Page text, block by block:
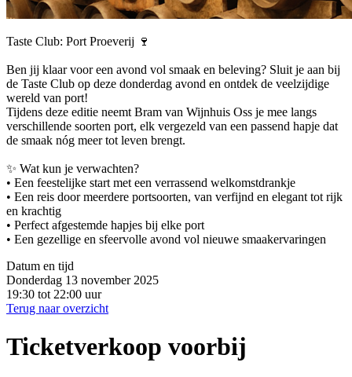
Taste Club: Port Proeverij 🍷
Ben jij klaar voor een avond vol smaak en beleving? Sluit je aan bij
de Taste Club op deze donderdag avond en ontdek de veelzijdige
wereld van port!
Tijdens deze editie neemt Bram van Wijnhuis Oss je mee langs
verschillende soorten port, elk vergezeld van een passend hapje dat
de smaak nóg meer tot leven brengt.
✨ Wat kun je verwachten?
• Een feestelijke start met een verrassend welkomstdrankje
• Een reis door meerdere portsoorten, van verfijnd en elegant tot rijk
en krachtig
• Perfect afgestemde hapjes bij elke port
• Een gezellige en sfeervolle avond vol nieuwe smaakervaringen
Datum en tijd
Donderdag 13 november 2025
19:30 tot 22:00 uur
Terug naar overzicht
Ticketverkoop voorbij